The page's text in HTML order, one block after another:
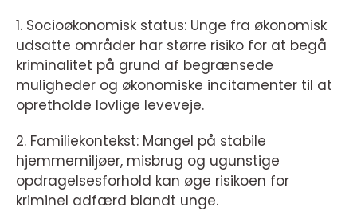
1. Socioøkonomisk status: Unge fra økonomisk
udsatte områder har større risiko for at begå
kriminalitet på grund af begrænsede
muligheder og økonomiske incitamenter til at
opretholde lovlige leveveje.
2. Familiekontekst: Mangel på stabile
hjemmemiljøer, misbrug og ugunstige
opdragelsesforhold kan øge risikoen for
kriminel adfærd blandt unge.